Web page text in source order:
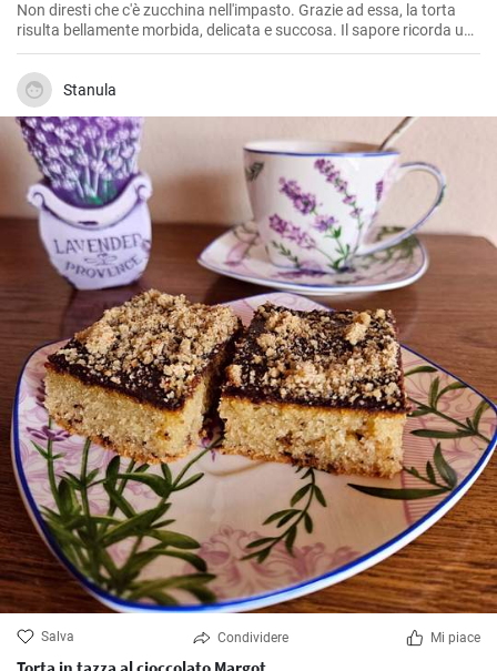
Non diresti che c'è zucchina nell'impasto. Grazie ad essa, la torta
risulta bellamente morbida, delicata e succosa. Il sapore ricorda un
classico pan di spezie, forse grazie alla cannella che viene aggiunta
all'impasto.
Stanula
Salva Condividere Mi piace